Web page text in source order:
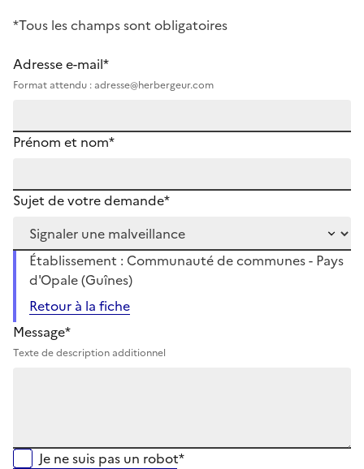
*Tous les champs sont obligatoires
Adresse e-mail*
Format attendu : adresse@herbergeur.com
Prénom et nom*
Sujet de votre demande*
Établissement : Communauté de communes - Pays
d'Opale (Guînes)
Retour à la fiche
Message*
Texte de description additionnel
Je ne suis pas un robot*